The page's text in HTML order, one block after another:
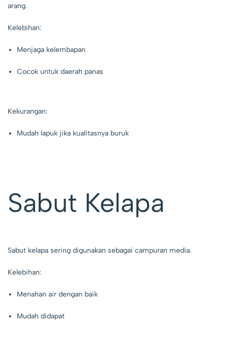
arang.
Kelebihan:
Menjaga kelembapan
Cocok untuk daerah panas
Kekurangan:
Mudah lapuk jika kualitasnya buruk
Sabut Kelapa
Sabut kelapa sering digunakan sebagai campuran media.
Kelebihan:
Menahan air dengan baik
Mudah didapat